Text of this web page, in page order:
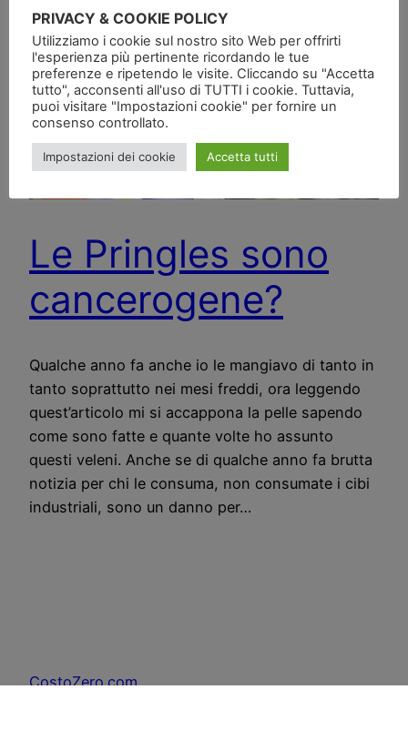
Le Pringles sono
cancerogene?
Qualche anno fa anche io le mangiavo di tanto in
tanto soprattutto nei mesi freddi, ora leggendo
quest’articolo mi si accappona la pelle sapendo
come sono fatte e quante volte ho assunto
questi veleni. Anche se di qualche anno fa brutta
notizia per chi le consuma, non consumate i cibi
industriali, sono un danno per…
CostoZero.com
PRIVACY & COOKIE POLICY
Utilizziamo i cookie sul nostro sito Web per offrirti
l'esperienza più pertinente ricordando le tue
preferenze e ripetendo le visite. Cliccando su "Accetta
tutto", acconsenti all'uso di TUTTI i cookie. Tuttavia,
puoi visitare "Impostazioni cookie" per fornire un
consenso controllato.
Impostazioni dei cookie Accetta tutti